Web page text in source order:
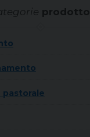
prodotto
pastorale